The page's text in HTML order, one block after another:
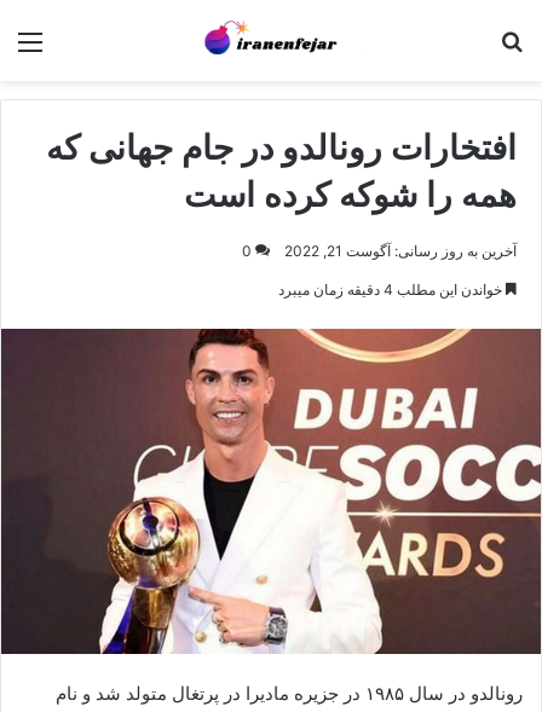
افتخارات رونالدو در جام جهانی که
همه را شوکه کرده است
آخرین به روز رسانی: آگوست 21, 2022 0
خواندن این مطلب 4 دقیقه زمان میبرد
رونالدو در سال ۱۹۸۵ در جزیره مادیرا در پرتغال متولد شد و نام